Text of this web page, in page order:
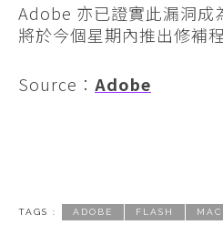
Adobe 亦已證實此漏洞成
將於今個星期內推出修補
Source： Adobe
TAGS : ADOBE FLASH MAC